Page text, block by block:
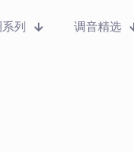
列 调音精选